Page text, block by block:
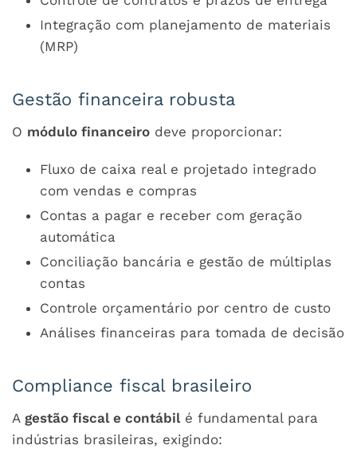
Integração com planejamento de materiais
(MRP)
Gestão financeira robusta
O módulo financeiro deve proporcionar:
Fluxo de caixa real e projetado integrado
com vendas e compras
Contas a pagar e receber com geração
automática
Conciliação bancária e gestão de múltiplas
contas
Controle orçamentário por centro de custo
Análises financeiras para tomada de decisão
Compliance fiscal brasileiro
A gestão fiscal e contábilé fundamental para
indústrias brasileiras, exigindo: